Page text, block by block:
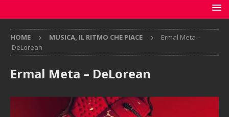
HOME MUSICA, IL RITMO CHE PIACE
Ermal Meta –
DeLorean
Ermal Meta – DeLorean